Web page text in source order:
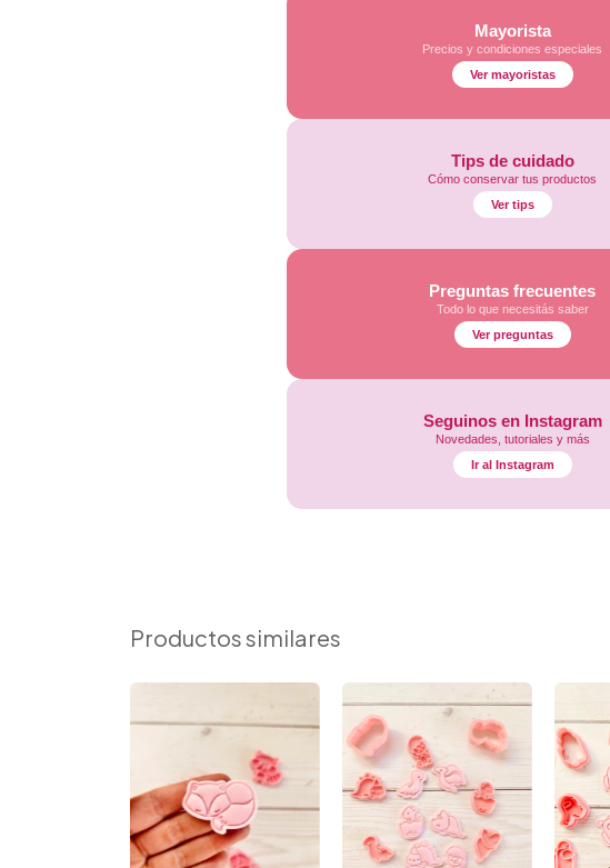
Mayorista
Precios y condiciones especiales
Ver mayoristas
Tips de cuidado
Cómo conservar tus productos
Ver tips
Preguntas frecuentes
Todo lo que necesitás saber
Ver preguntas
Seguinos en Instagram
Novedades, tutoriales y más
Ir al Instagram
Productos similares